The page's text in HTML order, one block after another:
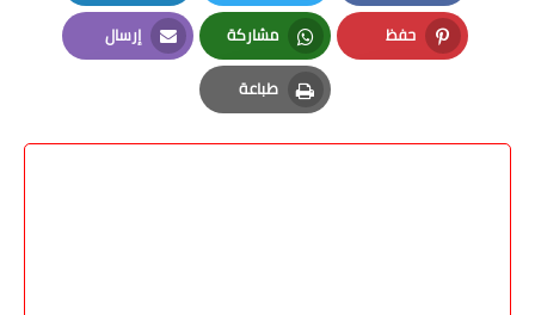
Facebook
Twitter
LinkedIn
حفظ
Pinterest
مشاركة
Whatsapp
إرسال
Email
طباعة
Print